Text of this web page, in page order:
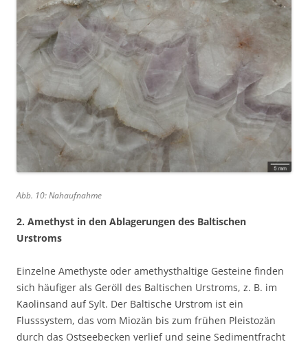
Abb. 10: Nahaufnahme
2. Amethyst in den Ablagerungen des Baltischen
Urstroms
Einzelne Amethyste oder amethysthaltige Gesteine finden
sich häufiger als Geröll des Baltischen Urstroms, z. B. im
Kaolinsand auf Sylt. Der Baltische Urstrom ist ein
Flusssystem, das vom Miozän bis zum frühen Pleistozän
durch das Ostseebecken verlief und seine Sedimentfracht